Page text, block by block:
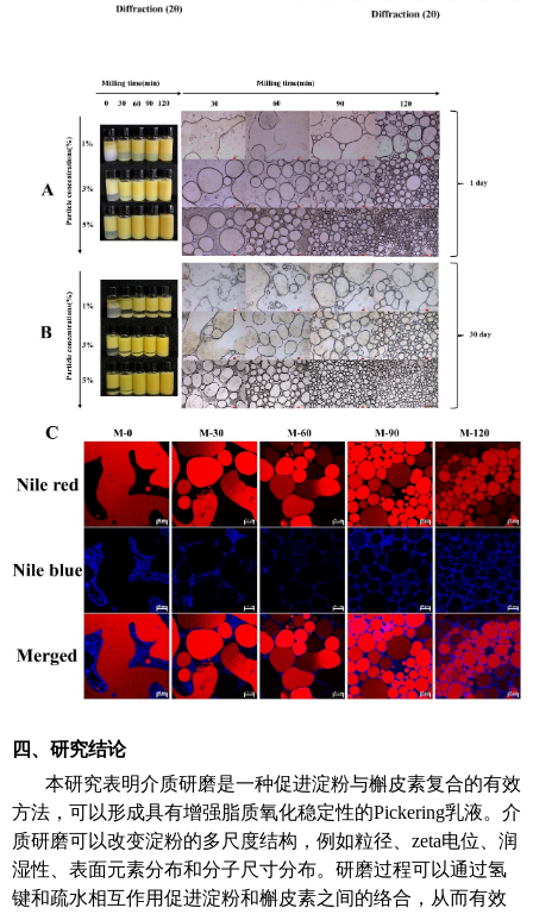
四、研究结论
本研究表明介质研磨是一种促进淀粉与槲皮素复合的有效
方法，可以形成具有增强脂质氧化稳定性的Pickering乳液。介
质研磨可以改变淀粉的多尺度结构，例如粒径、 zeta电位、润
湿性、表面元素分布和分子尺寸分布。研磨过程可以通过氢
键和疏水相互作用促进淀粉和槲皮素之间的络合，从而有效